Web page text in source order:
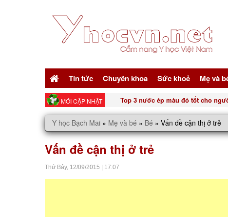
Tin tức Chuyên khoa Sức khoẻ Mẹ và
MỚI CẬP NHẬT Top 3 nước ép màu đỏ tốt cho
Y học Bạch Mai » Mẹ và bé » Bé » Vấn đề cận thị ở trẻ
Vấn đề cận thị ở trẻ
Thứ Bảy, 12/09/2015 17:07